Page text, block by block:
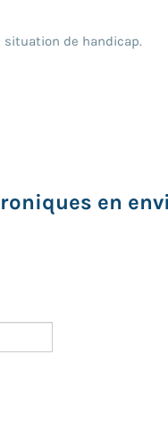
de handicap.
en